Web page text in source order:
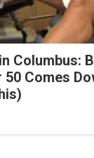
Columbus:
Comes